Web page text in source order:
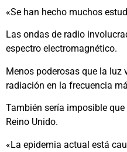
«Se han hecho muchos
Las ondas de radio
espectro electromagnético.
Menos poderosas que la luz
radiación en la frecuencia
También sería imposible
Reino Unido.
«La epidemia actual está